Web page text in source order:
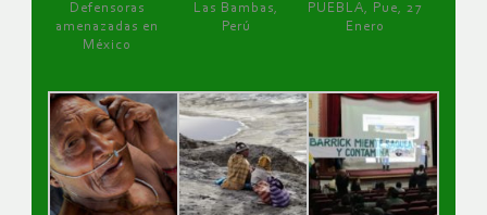
Defensoras
amenazadas en
México
Las Bambas,
Perú
PUEBLA, Pue, 27
Enero